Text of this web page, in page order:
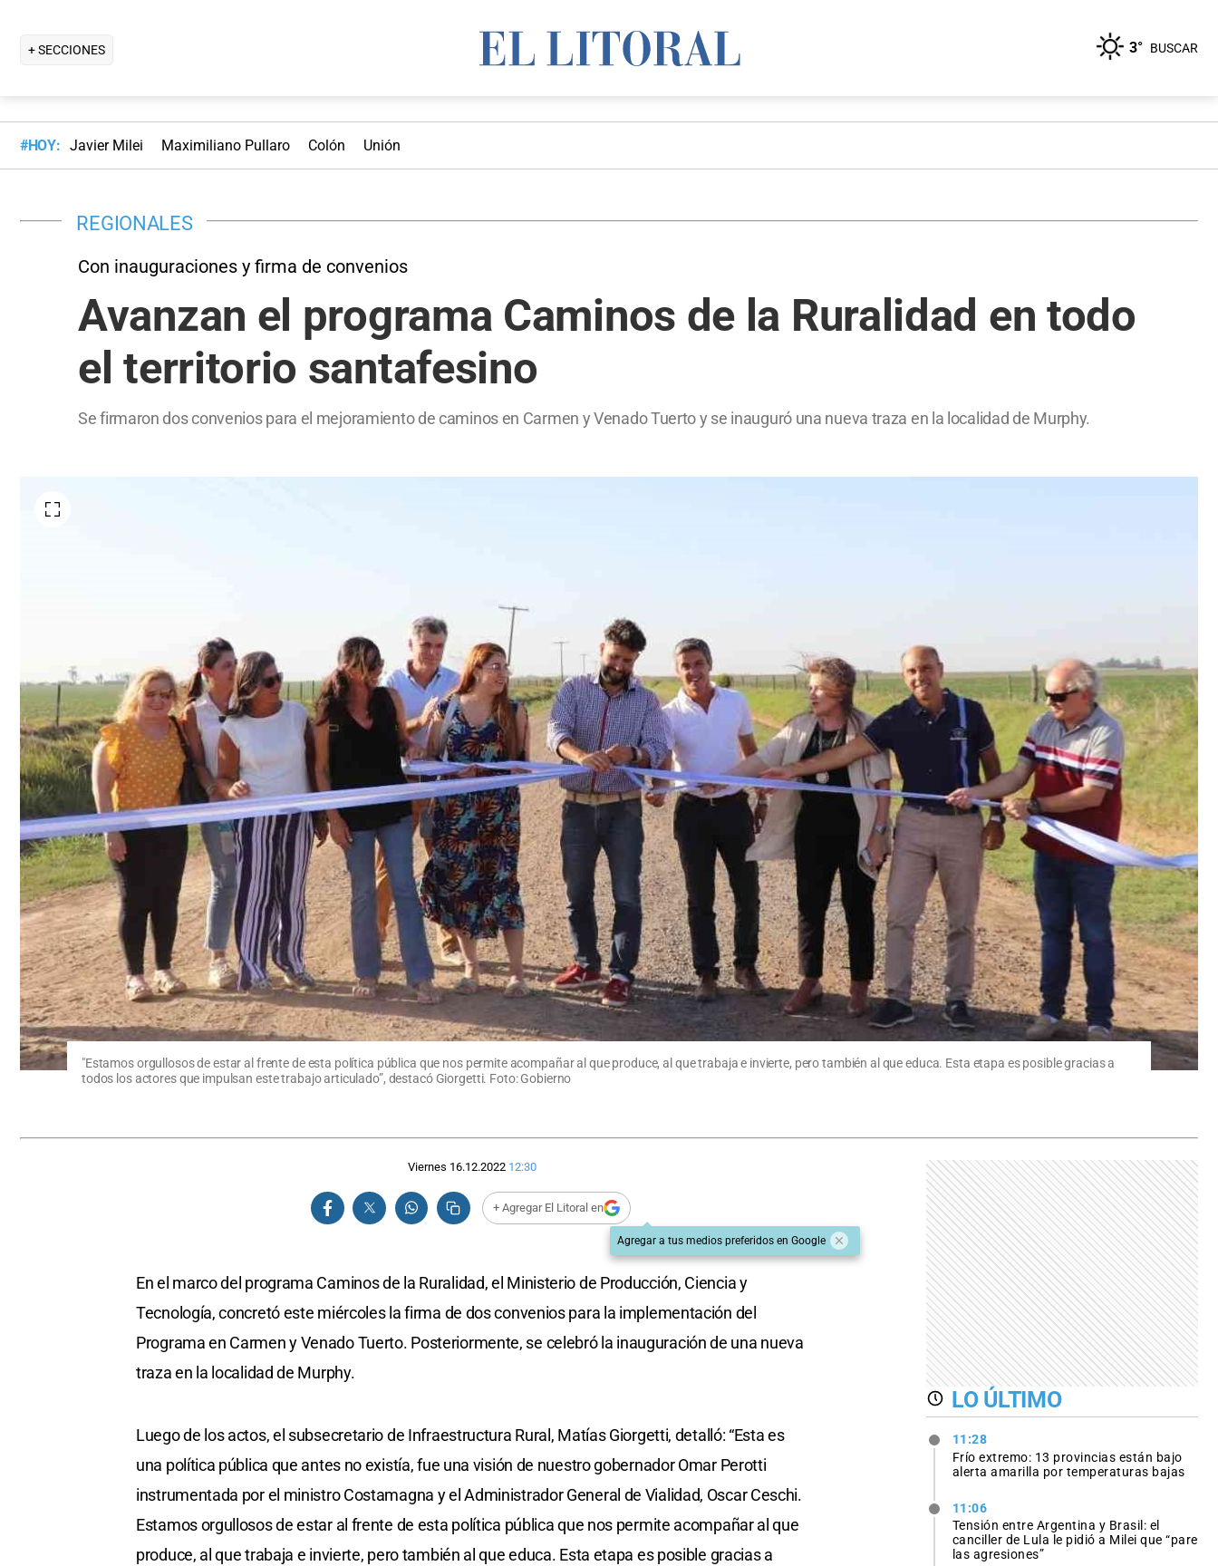
+ SECCIONES 3° BUSCAR
#HOY: Javier Milei Maximiliano Pullaro Colón Unión
REGIONALES
Con inauguraciones y firma de convenios
Avanzan el programa Caminos de la Ruralidad en todo
el territorio santafesino
Se firmaron dos convenios para el mejoramiento de caminos en Carmen y Venado Tuerto y se inauguró una nueva traza en la localidad de Murphy.
"Estamos orgullosos de estar al frente de esta política pública que nos permite acompañar al que produce, al que trabaja e invierte, pero también al que educa. Esta etapa es posible gracias a
todos los actores que impulsan este trabajo articulado”, destacó Giorgetti. Foto: Gobierno
Viernes 16.12.2022 12:30
+ Agregar El Litoral en
Agregar a tus medios preferidos en Google
En el marco del programa Caminos de la Ruralidad, el Ministerio de Producción, Ciencia y
Tecnología, concretó este miércoles la firma de dos convenios para la implementación del
Programa en Carmen y Venado Tuerto. Posteriormente, se celebró la inauguración de una nueva
traza en la localidad de Murphy.
Luego de los actos, el subsecretario de Infraestructura Rural, Matías Giorgetti, detalló: “Esta es
una política pública que antes no existía, fue una visión de nuestro gobernador Omar Perotti
instrumentada por el ministro Costamagna y el Administrador General de Vialidad, Oscar Ceschi.
Estamos orgullosos de estar al frente de esta política pública que nos permite acompañar al que
produce, al que trabaja e invierte, pero también al que educa. Esta etapa es posible gracias a
LO ÚLTIMO
11:28
Frío extremo: 13 provincias están bajo
alerta amarilla por temperaturas bajas
11:06
Tensión entre Argentina y Brasil: el
canciller de Lula le pidió a Milei que “pare
las agresiones”